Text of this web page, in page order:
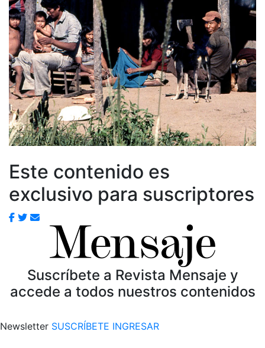
Este contenido es
exclusivo para suscriptores
Suscríbete a Revista Mensaje y
accede a todos nuestros contenidos
Newsletter SUSCRÍBETE INGRESAR